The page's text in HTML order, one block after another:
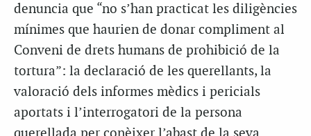
denuncia que “no s’han practicat les diligències
mínimes que haurien de donar compliment al
Conveni de drets humans de prohibició de la
tortura”: la declaració de les querellants, la
valoració dels informes mèdics i pericials
aportats i l’interrogatori de la persona